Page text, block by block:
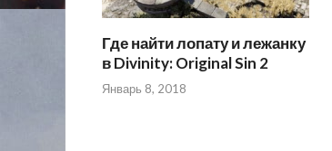
Где найти лопату и лежанку
в Divinity: Original Sin 2
Январь 8, 2018